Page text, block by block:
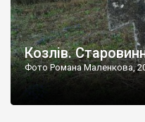
Козлів.
Фото Романа Маленкова,